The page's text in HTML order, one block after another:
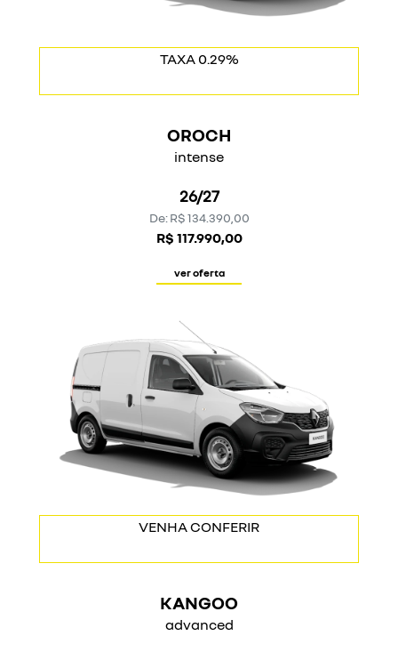
OROCH
intense
TAXA 0.29%
PREÇO COM USADO NA TROCA
26/27
De: R$ 134.390,00
R$ 117.990,00
ver oferta
KANGOO
advanced
VENHA CONFERIR